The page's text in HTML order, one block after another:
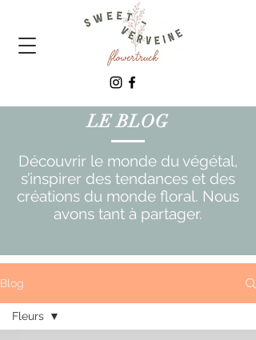
LE BLOG
Découvrir le monde du végétal,
s’inspirer des tendances et des
créations du monde floral. Nous
avons tant à partager.
Blog
Fleurs